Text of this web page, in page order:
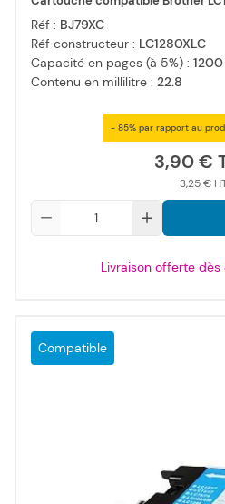
Réf : BJ79XC
Réf constructeur : LC1280XLC
Capacité en pages (à 5%) : 1200
Contenu en millilitre : 22.8
- 85% par rapport au
3,90 €
3,25 €
Livraison offerte dès
Compatible